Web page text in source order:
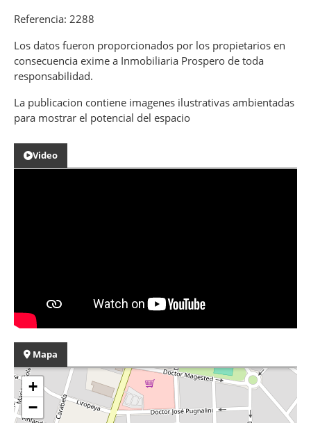
Referencia: 2288
Los datos fueron proporcionados por los propietarios en
consecuencia exime a Inmobiliaria Prospero de toda
responsabilidad.
La publicacion contiene imagenes ilustrativas ambientadas
para mostrar el potencial del espacio
Video
Mapa
+
−